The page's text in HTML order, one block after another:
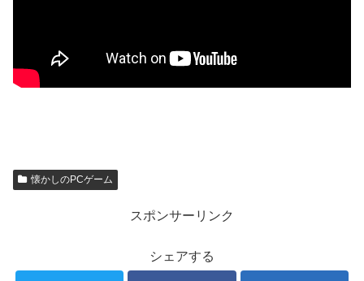
懐かしのPCゲーム
スポンサーリンク
シェアする